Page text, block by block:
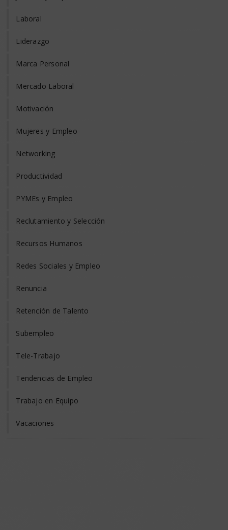
Laboral
Liderazgo
Marca Personal
Mercado Laboral
Motivación
Mujeres y Empleo
Networking
Productividad
PYMEs y Empleo
Reclutamiento y Selección
Recursos Humanos
Redes Sociales y Empleo
Renuncia
Retención de Talento
Subempleo
Tele-Trabajo
Tendencias de Empleo
Trabajo en Equipo
Vacaciones